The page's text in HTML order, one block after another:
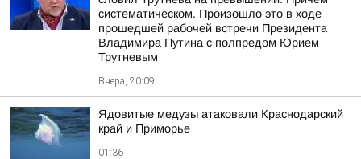
систематическом. Произошло это в ходе
прошедшей рабочей встречи Президента
Владимира Путина с полпредом Юрием
Трутневым
Вчера, 20:09
Ядовитые медузы атаковали Краснодарский
край и Приморье
01:36